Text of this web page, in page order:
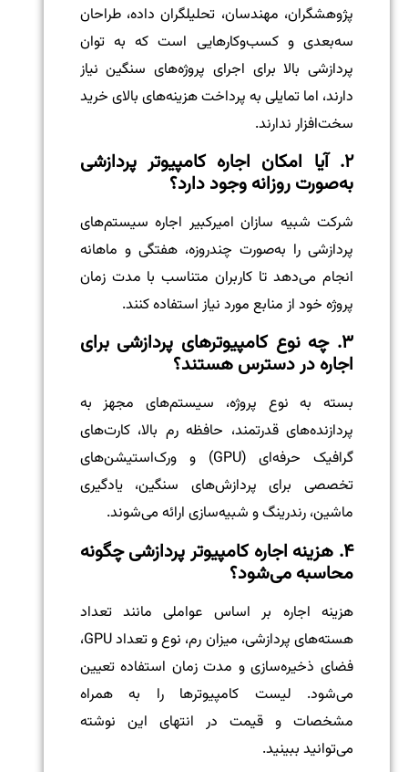
پژوهشگران، مهندسان، تحلیلگران داده، طراحان
سه‌بعدی و کسب‌وکارهایی است که به توان
پردازشی بالا برای اجرای پروژه‌های سنگین نیاز
دارند، اما تمایلی به پرداخت هزینه‌های بالای خرید
سخت‌افزار ندارند.
۲. آیا امکان اجاره کامپیوتر پردازشی
به‌صورت روزانه وجود دارد؟
شرکت شبیه سازان امیرکبیر اجاره سیستم‌های
پردازشی را به‌صورت چندروزه، هفتگی و ماهانه
انجام می‌دهد تا کاربران متناسب با مدت زمان
پروژه خود از منابع مورد نیاز استفاده کنند.
۳. چه نوع کامپیوترهای پردازشی برای
اجاره در دسترس هستند؟
بسته به نوع پروژه، سیستم‌های مجهز به
پردازنده‌های قدرتمند، حافظه رم بالا، کارت‌های
گرافیک حرفه‌ای (GPU) و ورک‌استیشن‌های
تخصصی برای پردازش‌های سنگین، یادگیری
ماشین، رندرینگ و شبیه‌سازی ارائه می‌شوند.
۴. هزینه اجاره کامپیوتر پردازشی چگونه
محاسبه می‌شود؟
هزینه اجاره بر اساس عواملی مانند تعداد
هسته‌های پردازشی، میزان رم، نوع و تعداد GPU،
فضای ذخیره‌سازی و مدت زمان استفاده تعیین
می‌شود. لیست کامپیوترها را به همراه
مشخصات و قیمت در انتهای این نوشته
می‌توانید ببینید.